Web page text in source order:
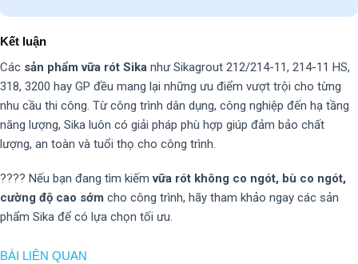
Kết luận
Các sản phẩm vữa rót Sika như Sikagrout 212/214-11, 214-11 HS,
318, 3200 hay GP đều mang lại những ưu điểm vượt trội cho từng
nhu cầu thi công. Từ công trình dân dụng, công nghiệp đến hạ tầng
năng lượng, Sika luôn có giải pháp phù hợp giúp đảm bảo chất
lượng, an toàn và tuổi thọ cho công trình.
???? Nếu bạn đang tìm kiếmvữa rót không co ngót, bù co ngót,
cường độ cao sớm cho công trình, hãy tham khảo ngay các sản
phẩm Sika để có lựa chọn tối ưu.
BÀI LIÊN QUAN